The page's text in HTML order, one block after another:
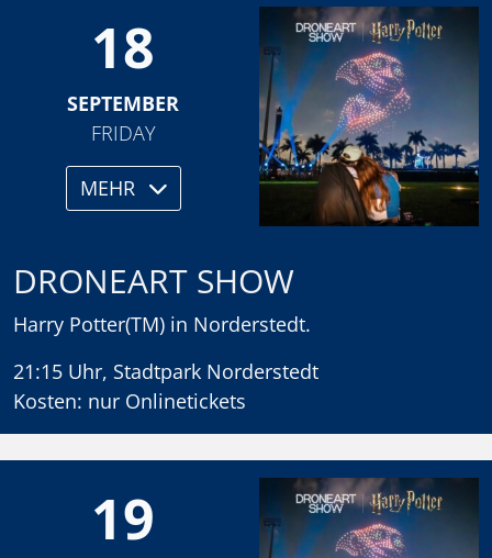
18
SEPTEMBER
FRIDAY
MEHR
DRONEART SHOW
Harry Potter(TM) in Norderstedt.
21:15 Uhr, Stadtpark Norderstedt
Kosten: nur Onlinetickets
19